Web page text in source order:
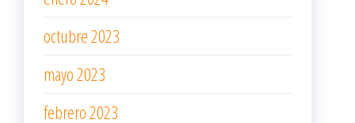
octubre 2023
mayo 2023
febrero 2023